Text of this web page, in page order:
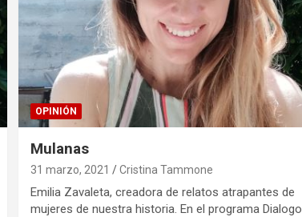
OPINIÓN
Mulanas
31 marzo, 2021 Cristina Tammone
Emilia Zavaleta, creadora de relatos atrapantes de
mujeres de nuestra historia. En el programa Dialogo